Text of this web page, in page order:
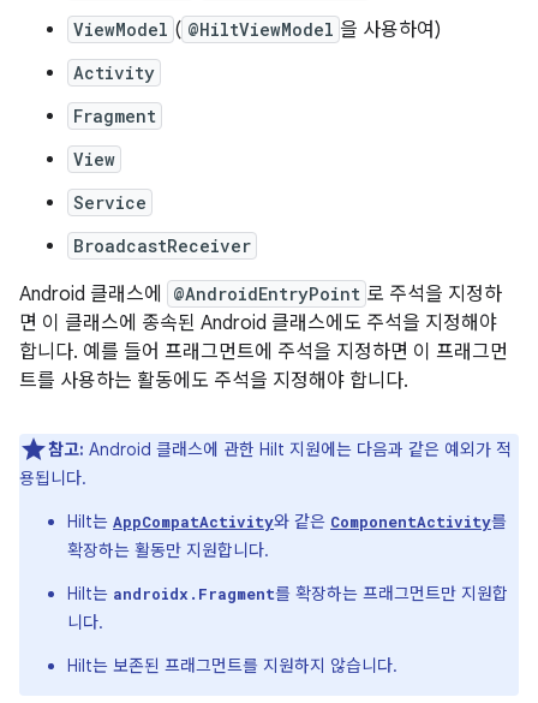
ViewModel ( @HiltViewModel 을 사용하여)
Activity
Fragment
View
Service
BroadcastReceiver
Android 클래스에 @AndroidEntryPoint 로 주석을 지정하
면 이 클래스에 종속된 Android 클래스에도 주석을 지정해야
합니다. 예를 들어 프래그먼트에 주석을 지정하면 이 프래그먼
트를 사용하는 활동에도 주석을 지정해야 합니다.
참고: Android 클래스에 관한 Hilt 지원에는 다음과 같은 예외가 적
용됩니다.
Hilt는 AppCompatActivity와 같은 ComponentActivity를
확장하는 활동만 지원합니다.
Hilt는 androidx.Fragment를 확장하는 프래그먼트만 지원합
니다.
Hilt는 보존된 프래그먼트를 지원하지 않습니다.